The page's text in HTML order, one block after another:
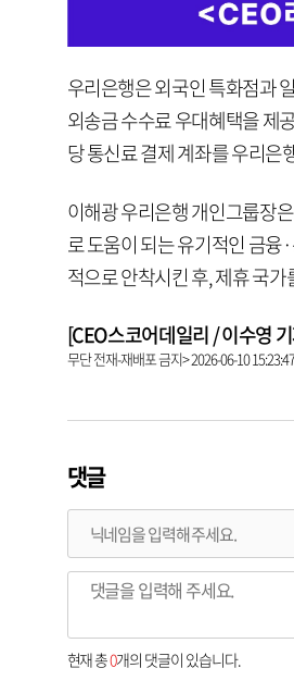
우리은행은 외국인 특화점과
외송금 수수료 우대혜택을 제
당 통신료 결제 계좌를 우리은
이해광 우리은행 개인그룹장
로 도움이 되는 유기적인 금융
적으로 안착시킨 후, 제휴 국
[CEO스코어데일리 / 이수영
무단 전재-재배포 금지> 2026-06-10
댓글
현재 총0개의 댓글이 있습니다.